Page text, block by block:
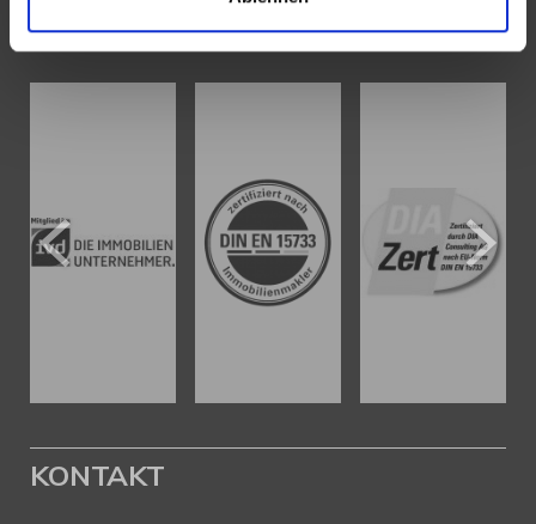
AUSZEICHNUNGEN
KONTAKT